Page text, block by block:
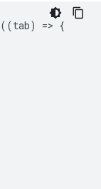
((tab) => {